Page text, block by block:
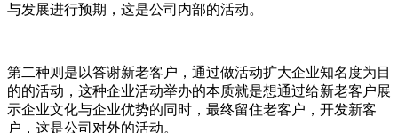
与发展进行预期，这是公司内部的活动。
第二种则是以答谢新老客户，通过做活动扩大企业知名度为目
的的活动，这种企业活动举办的本质就是想通过给新老客户展
示企业文化与企业优势的同时，最终留住老客户，开发新客
户，这是公司对外的活动。